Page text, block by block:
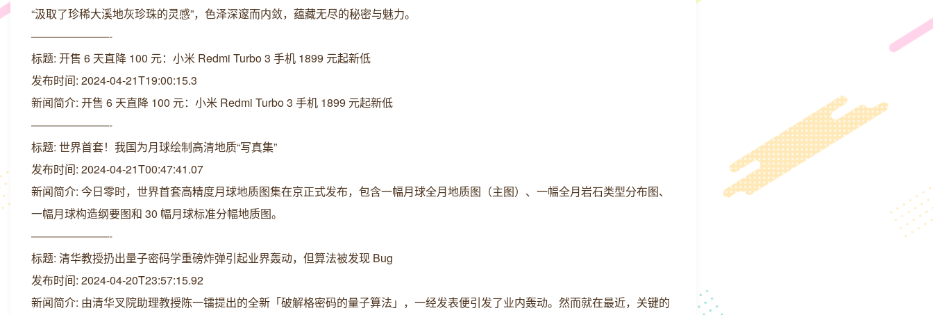
“汲取了珍稀大溪地灰珍珠的灵感”，色泽深邃而内敛，蕴藏无尽的秘密与魅力。
———————-
标题: 开售 6 天直降 100 元：小米 Redmi Turbo 3 手机 1899 元起新低
发布时间: 2024-04-21T19:00:15.3
新闻简介: 开售 6 天直降 100 元：小米 Redmi Turbo 3 手机 1899 元起新低
———————-
标题: 世界首套！我国为月球绘制高清地质“写真集”
发布时间: 2024-04-21T00:47:41.07
新闻简介: 今日零时，世界首套高精度月球地质图集在京正式发布，包含一幅月球全月地质图（主图）、一幅全月岩石类型分布图、
一幅月球构造纲要图和 30 幅月球标准分幅地质图。
———————-
标题: 清华教授扔出量子密码学重磅炸弹引起业界轰动，但算法被发现 Bug
发布时间: 2024-04-20T23:57:15.92
新闻简介: 由清华叉院助理教授陈一镭提出的全新「破解格密码的量子算法」，一经发表便引发了业内轰动。然而就在最近，关键的